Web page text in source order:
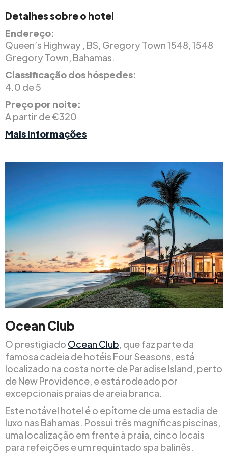
Detalhes sobre o hotel
Endereço:
Queen’s Highway , BS, Gregory Town 1548, 1548
Gregory Town, Bahamas.
Classificação dos hóspedes:
4.0 de 5
Preço por noite:
A partir de €320
Mais informações
Ocean Club
O prestigiado Ocean Club, que faz parte da
famosa cadeia de hotéis Four Seasons, está
localizado na costa norte de Paradise Island, perto
de New Providence, e está rodeado por
excepcionais praias de areia branca.
Este notável hotel é o epítome de uma estadia de
luxo nas Bahamas. Possui três magníficas piscinas,
uma localização em frente à praia, cinco locais
para refeições e um requintado spa balinês.